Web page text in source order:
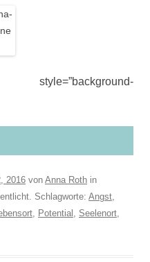
style=”background-
2016 von Anna Roth in
Schlagworte: Angst,
, Potential , Seelenort,